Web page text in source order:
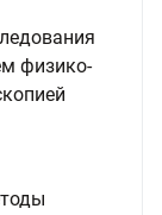
физико-